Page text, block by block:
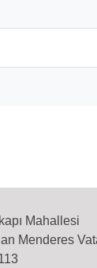
Mahallesi
Menderes